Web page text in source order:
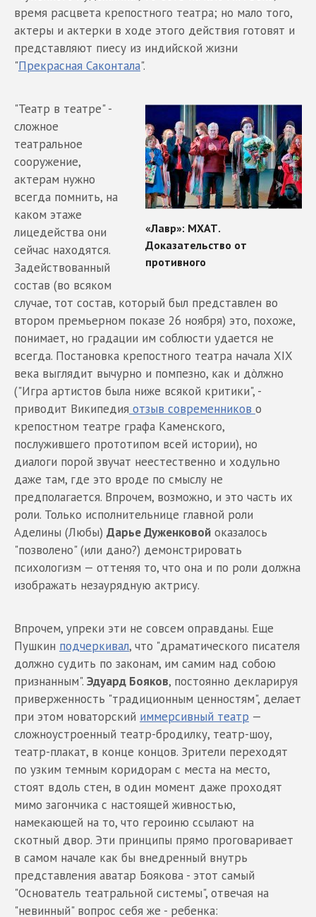
время расцвета крепостного театра; но мало того,
актеры и актерки в ходе этого действия готовят и
представляют пиесу из индийской жизни
"Прекрасная Саконтала".
"Театр в театре" -
сложное
театральное
сооружение,
актерам нужно
всегда помнить, на
каком этаже
лицедейства они
сейчас находятся.
Задействованный
состав (во всяком
случае, тот состав, который был представлен во
втором премьерном показе 26 ноября) это, похоже,
понимает, но градации им соблюсти удается не
всегда. Постановка крепостного театра начала XIX
века выглядит вычурно и помпезно, как и дòлжно
("Игра артистов была ниже всякой критики", -
приводит Википедия отзыв современников о
крепостном театре графа Каменского,
послужившего прототипом всей истории), но
диалоги порой звучат неестественно и ходульно
даже там, где это вроде по смыслу не
предполагается. Впрочем, возможно, и это часть их
роли. Только исполнительнице главной роли
Аделины (Любы) Дарье Дуженковой оказалось
"позволено" (или дано?) демонстрировать
психологизм — оттеняя то, что она и по роли должна
изображать незаурядную актрису.
Впрочем, упреки эти не совсем оправданы. Еще
Пушкин подчеркивал, что "драматического писателя
должно судить по законам, им самим над собою
признанным". Эдуард Бояков, постоянно декларируя
приверженность "традиционным ценностям", делает
при этом новаторский иммерсивный театр —
сложноустроенный театр-бродилку, театр-шоу,
театр-плакат, в конце концов. Зрители переходят
по узким темным коридорам с места на место,
стоят вдоль стен, в один момент даже проходят
мимо загончика с настоящей живностью,
намекающей на то, что героиню ссылают на
скотный двор. Эти принципы прямо проговаривает
в самом начале как бы внедренный внутрь
представления аватар Боякова - этот самый
"Основатель театральной системы", отвечая на
"невинный" вопрос себя же - ребенка: